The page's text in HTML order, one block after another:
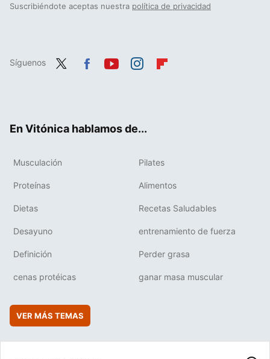
Suscribiéndote aceptas nuestra política de privacidad
Síguenos
En Vitónica hablamos de...
Musculación Pilates
Proteínas Alimentos
Dietas Recetas Saludables
Desayuno entrenamiento de fuerza
Definición Perder grasa
cenas protéicas ganar masa muscular
VER MÁS TEMAS